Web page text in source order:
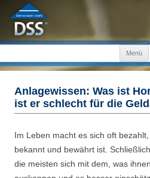
Menü
Anlagewissen: Was ist
ist er schlecht für die
Im Leben macht es sich oft
bekannt und bewährt ist.
die meisten sich mit dem, was